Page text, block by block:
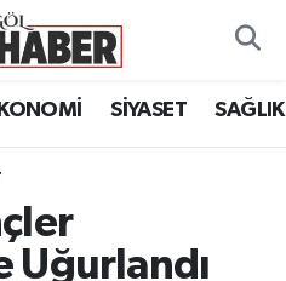
SİYASET SAĞLIK
Uğurlandı
Haritası